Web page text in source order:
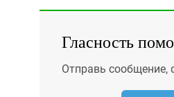
Гласность
Отправь сообщение,